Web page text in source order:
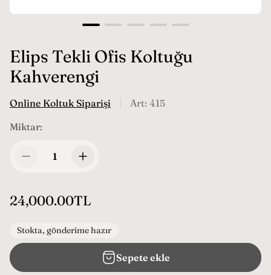
Elips Tekli Ofis Koltuğu
Kahverengi
Online Koltuk Siparişi
Art: 415
Miktar:
N
m
a
24,000.00TL
Stokta, gönderime hazır
Sepete ekle